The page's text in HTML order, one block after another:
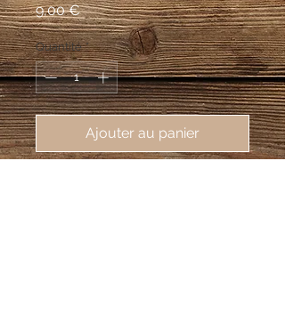
9,00 €Prix
Quantité *
Ajouter au panier